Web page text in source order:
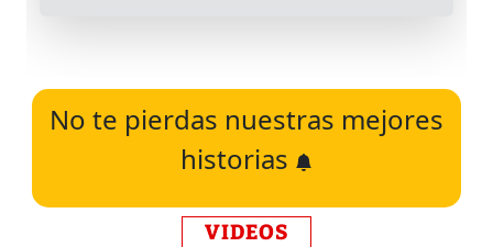
No te pierdas nuestras mejores
historias
VIDEOS